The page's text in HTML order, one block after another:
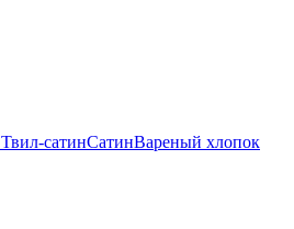
Твил-сатинСатинВареный хлопок